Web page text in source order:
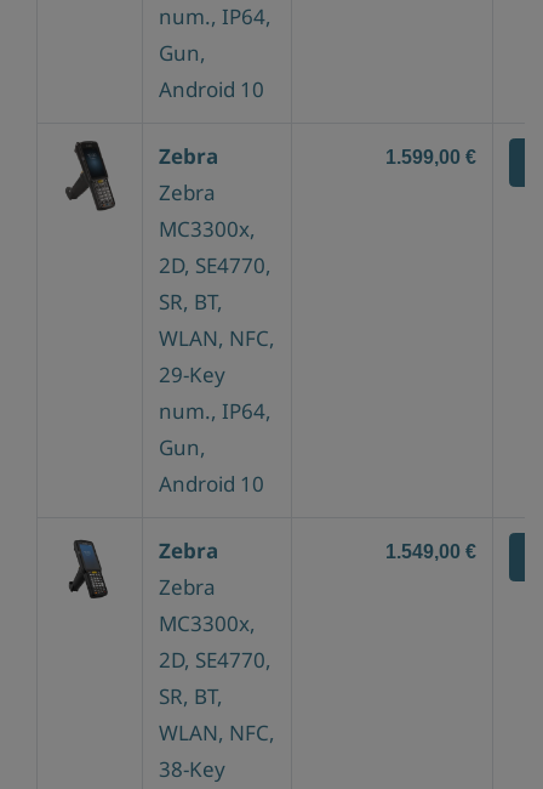
num., IP64,
Gun,
Android 10
Zebra
Zebra
MC3300x,
2D, SE4770,
SR, BT,
WLAN, NFC,
29-Key
num., IP64,
Gun,
Android 10
1.599,00 €
Zebra
Zebra
MC3300x,
2D, SE4770,
SR, BT,
WLAN, NFC,
38-Key
1.549,00 €